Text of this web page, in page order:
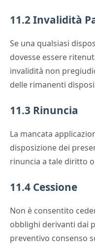
11.2 Invalidità
Se una qualsiasi
dovesse essere
invalidità non
delle rimanenti
11.3 Rinuncia
La mancata
disposizione dei
rinuncia a tale diritto
11.4 Cessione
Non è consentito
obblighi derivanti dai
preventivo consenso